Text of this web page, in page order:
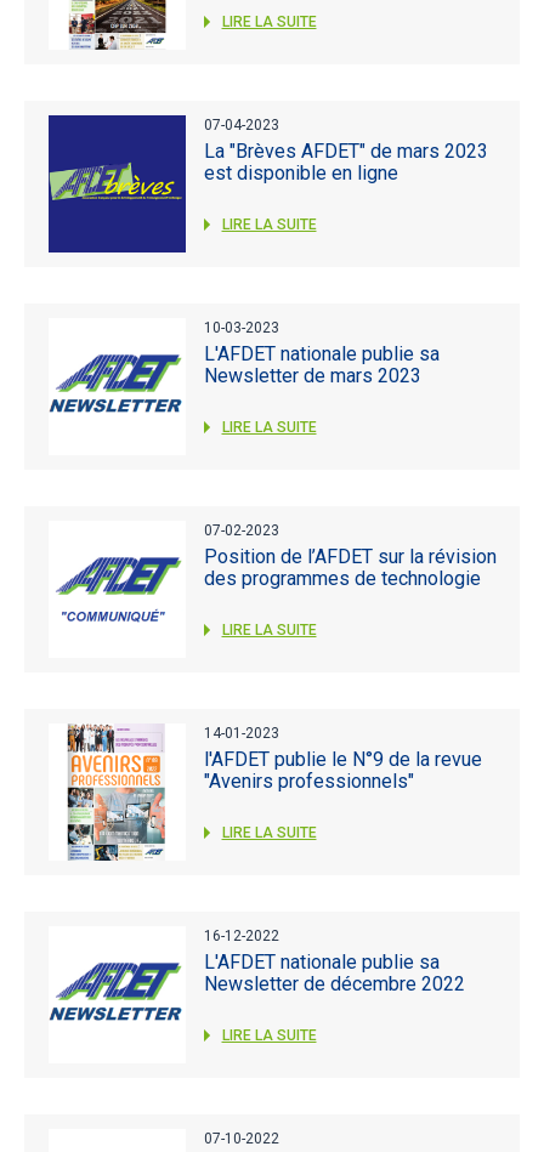
LIRE LA SUITE
07-04-2023
La "Brèves AFDET" de mars 2023
est disponible en ligne
LIRE LA SUITE
10-03-2023
L'AFDET nationale publie sa
Newsletter de mars 2023
LIRE LA SUITE
07-02-2023
Position de l’AFDET sur la révision
des programmes de technologie
LIRE LA SUITE
14-01-2023
l'AFDET publie le N°9 de la revue
"Avenirs professionnels"
LIRE LA SUITE
16-12-2022
L'AFDET nationale publie sa
Newsletter de décembre 2022
LIRE LA SUITE
07-10-2022